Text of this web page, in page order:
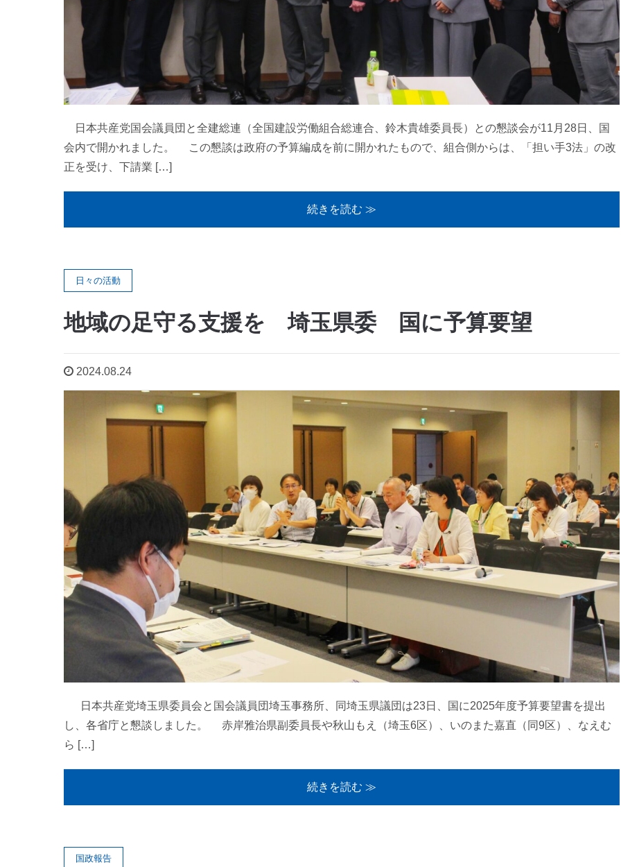
日本共産党国会議員団と全建総連（全国建設労働組合総連合、鈴木貴雄委員長）との懇談会が11月28日、国
会内で開かれました。 この懇談は政府の予算編成を前に開かれたもので、組合側からは、「担い手3法」の改
正を受け、下請業 […]
続きを読む ≫
日々の活動
地域の足守る支援を 埼玉県委 国に予算要望
2024.08.24
日本共産党埼玉県委員会と国会議員団埼玉事務所、同埼玉県議団は23日、国に2025年度予算要望書を提出
し、各省庁と懇談しました。 赤岸雅治県副委員長や秋山もえ（埼玉6区）、いのまた嘉直（同9区）、なえむ
ら […]
続きを読む ≫
国政報告